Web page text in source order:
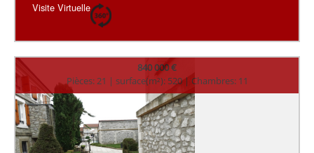
Visite Virtuelle
840 000 €
Pièces: 21 | surface(m²): 520 | Chambres: 11